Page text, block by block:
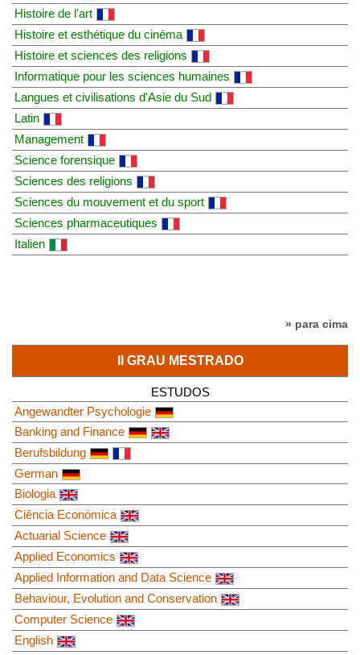
Histoire de l'art
Histoire et esthétique du cinéma
Histoire et sciences des religions
Informatique pour les sciences humaines
Langues et civilisations d'Asie du Sud
Latin
Management
Science forensique
Sciences des religions
Sciences du mouvement et du sport
Sciences pharmaceutiques
Italien
» para cima
II GRAU MESTRADO
ESTUDOS
Angewandter Psychologie
Banking and Finance
Berufsbildung
German
Biologia
Ciência Económica
Actuarial Science
Applied Economics
Applied Information and Data Science
Behaviour, Evolution and Conservation
Computer Science
English